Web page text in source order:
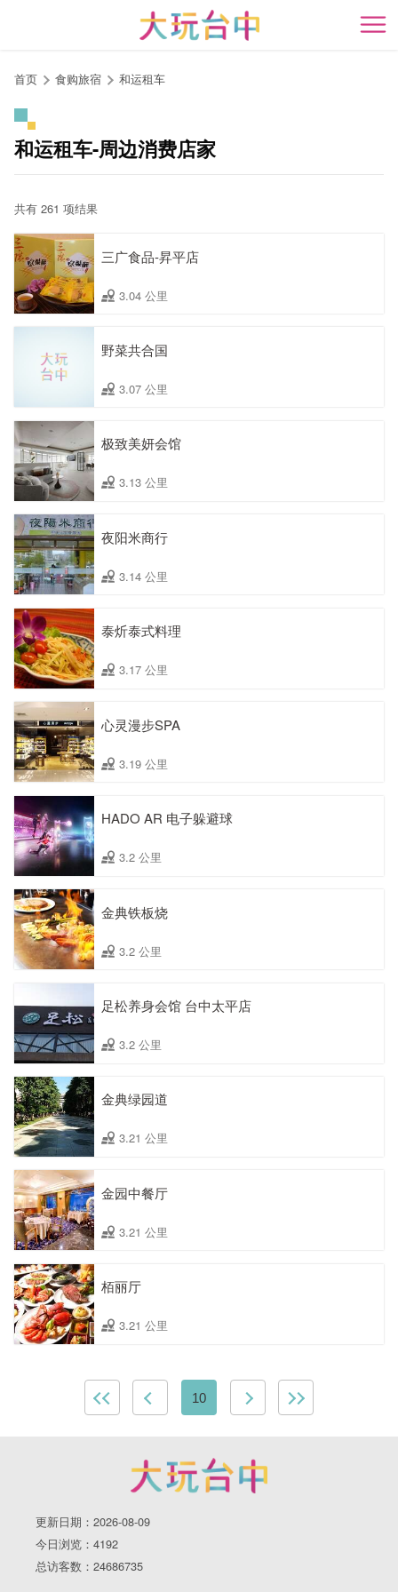
开
首页 食购旅宿 和运租车
和运租车-周边消费店家
共有 261 项结果
三广食品-昇平店
3.04 公里
野菜共合国
3.07 公里
极致美妍会馆
3.13 公里
夜阳米商行
3.14 公里
泰炘泰式料理
3.17 公里
心灵漫步SPA
3.19 公里
HADO AR 电子躲避球
3.2 公里
金典铁板烧
3.2 公里
足松养身会馆 台中太平店
3.2 公里
金典绿园道
3.21 公里
金园中餐厅
3.21 公里
栢丽厅
3.21 公里
10
更新日期：2026-08-09
今日浏览：4192
总访客数：24686735